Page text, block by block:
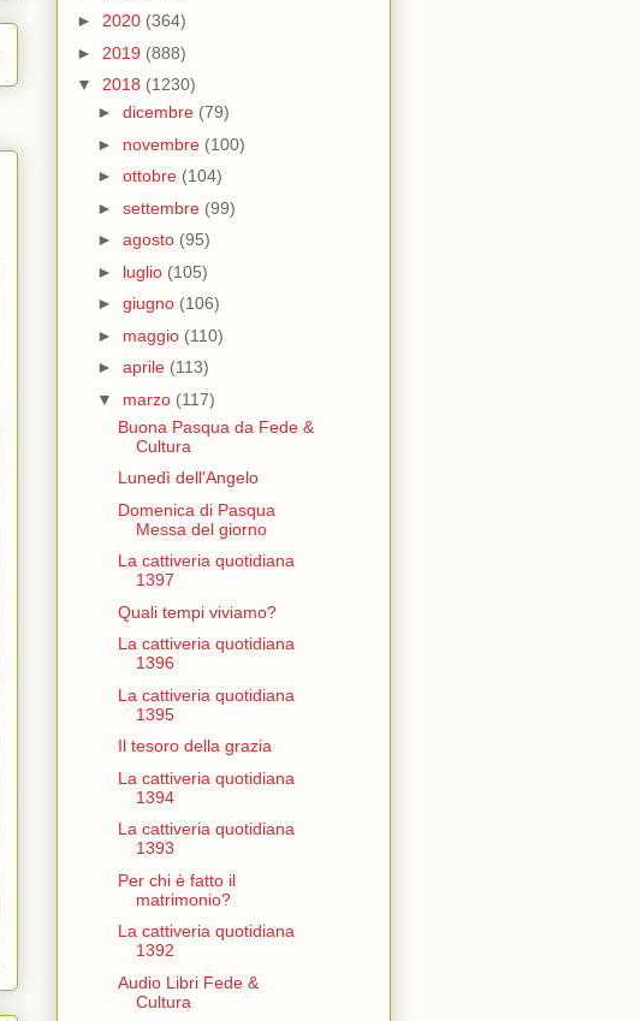
► 2020 (364)
► 2019 (888)
▼ 2018 (1230)
► dicembre (79)
► novembre (100)
► ottobre (104)
► settembre (99)
► agosto (95)
► luglio (105)
► giugno (106)
► maggio (110)
► aprile (113)
▼ marzo (117)
Buona Pasqua da Fede &
Cultura
Lunedì dell'Angelo
Domenica di Pasqua
Messa del giorno
La cattiveria quotidiana
1397
Quali tempi viviamo?
La cattiveria quotidiana
1396
La cattiveria quotidiana
1395
Il tesoro della grazia
La cattiveria quotidiana
1394
La cattiveria quotidiana
1393
Per chi è fatto il
matrimonio?
La cattiveria quotidiana
1392
Audio Libri Fede &
Cultura